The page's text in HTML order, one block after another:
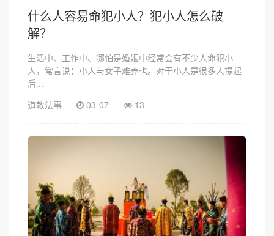
什么人容易命犯小人？犯小人怎么破
解？
生活中、工作中、哪怕是婚姻中经常会有不少人命犯小
人，常言说：小人与女子难养也。对于小人是很多人提起
后...
道教法事
03-07 13